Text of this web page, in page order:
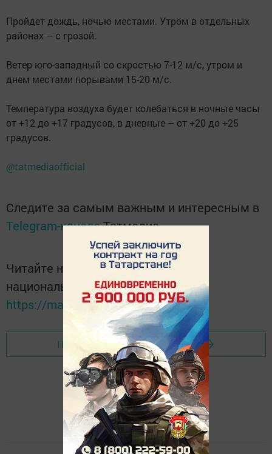
Пройдет дождь, ночью местами. Утром в отдельных
районах – с грозой.
Ветер юго-западный со скростью 7-12 м/с, утром и
днем местами порывами 15-20 м/с.
Температура воздуха будет колебаться в ночные часы
от +12 до +17 градусов, в дневные – от +20 до +25
градусов.
@tatmediaofficial
Следите за самым важным и интересным в
Telegram-каналеТатмедиа
Читайте новости Татарстана в
национальном мессенджере MАХ:
https://max.ru/tatmedia
Перейти на страницу новости